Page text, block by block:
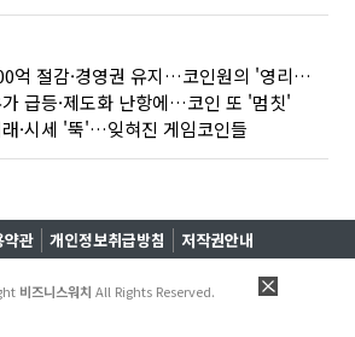
700억 절감·경영권 유지…코인원의 '영리한 딜'
급등·제도화 난항에…코인 또 '멈칫'
·시세 '뚝'…잊혀진 게임코인들
약관 개인정보취급방침 저작권안내
비즈니스워치 All Rights Reserved.